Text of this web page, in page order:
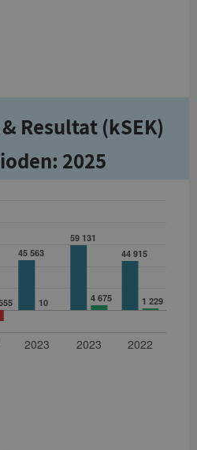
& Resultat (kSEK)
2025